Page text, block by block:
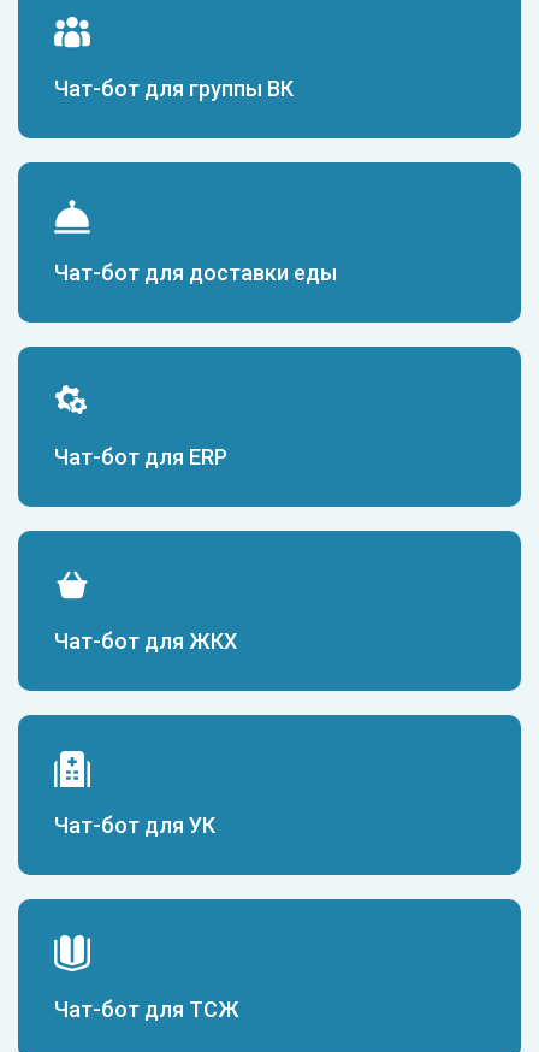
Чат-бот для группы ВК
Чат-бот для доставки еды
Чат-бот для ERP
Чат-бот для ЖКХ
Чат-бот для УК
Чат-бот для ТСЖ